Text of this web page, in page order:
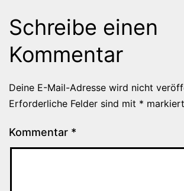
Schreibe einen
Kommentar
Deine E-Mail-Adresse wird nicht
Erforderliche Felder sind mit * markiert
Kommentar *